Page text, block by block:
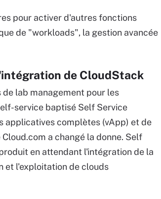
pour activer d'autres fonctions
de "workloads", la gestion avancée
de CloudStack
de lab management pour les
service baptisé Self Service
applicatives complètes (vApp) et de
a changé la donne. Self
en attendant l'intégration de la
et l'exploitation de clouds